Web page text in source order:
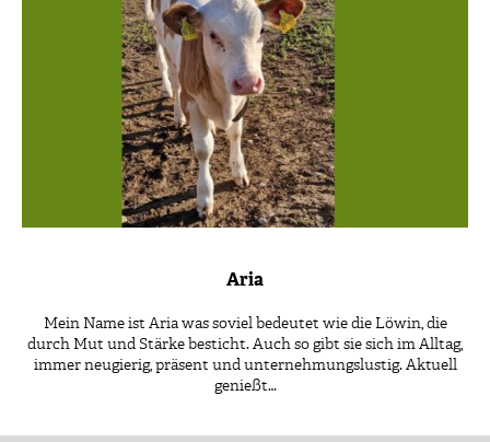
Aria
Mein Name ist Aria was soviel bedeutet wie die Löwin, die
durch Mut und Stärke besticht. Auch so gibt sie sich im Alltag,
immer neugierig, präsent und unternehmungslustig. Aktuell
genießt…